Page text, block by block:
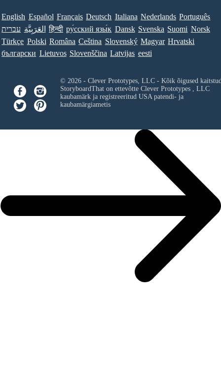
English Español Français Deutsch Italiana Nederlands Português
עברית العَرَبِيَّة हिन्दी ру́сский язы́к Dansk Svenska Suomi Norsk
Türkçe Polski Româna Ceština Slovenský Magyar Hrvatski
български Lietuvos Slovenščina Latvijas eesti
© 2026 - Clever Prototypes, LLC - Kõik õigused
StoryboardThat on ettevõtte Clever Prototypes , LLC
kaubamärk ja registreeritud USA patendi- ja
kaubamärgiametis